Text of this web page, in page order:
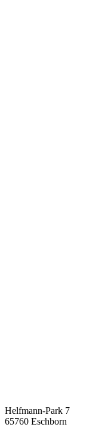
Helfmann-Park 7
65760 Eschborn